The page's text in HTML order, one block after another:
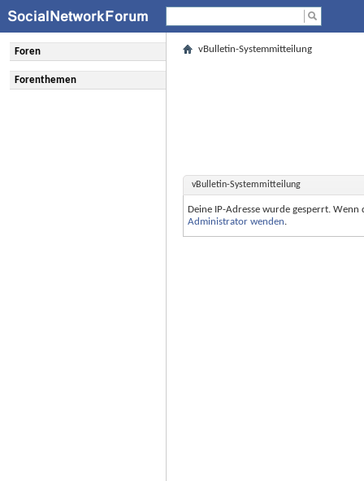
Foren
Forenthemen
vBulletin-Systemmitteilung
vBulletin-Systemmitteilung
Deine IP-Adresse wurde gesperrt.
Administrator wenden.